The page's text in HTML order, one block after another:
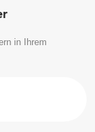
in Ihrem